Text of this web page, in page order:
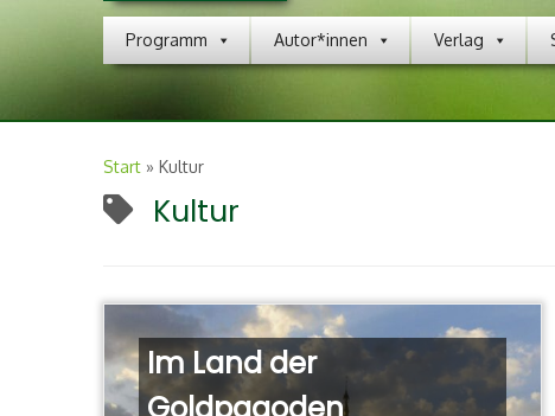
Programm Autor*innen Verlag
Start » Kultur
Kultur
Im Land der
Goldpagoden